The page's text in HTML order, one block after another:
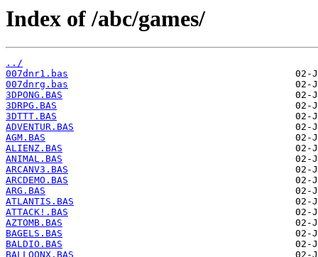
Index of /abc/games/
../
007dnr1.bas
007dnrg.bas
3DPONG.BAS
3DRPG.BAS
3DTTT.BAS
ADVENTUR.BAS
AGM.BAS
ALIENZ.BAS
ANIMAL.BAS
ARCANV3.BAS
ARCDEMO.BAS
ARG.BAS
ATLANTIS.BAS
ATTACK!.BAS
AZTOMB.BAS
BAGELS.BAS
BALDIO.BAS
BALLOONX.BAS